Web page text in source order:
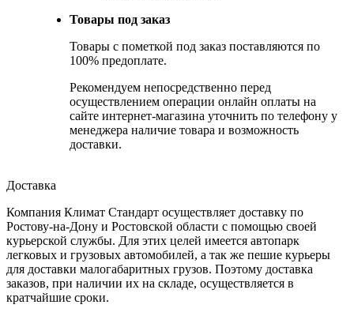
Товары под заказ
Товары с пометкой под заказ поставляются по
100% предоплате.
Рекомендуем непосредственно перед
осуществлением операции онлайн оплаты на
сайте интернет-магазина уточнить по телефону у
менеджера наличие товара и возможность
доставки.
Доставка
Компания Климат Стандарт осуществляет доставку по
Ростову-на-Дону и Ростовской области с помощью своей
курьерской службы. Для этих целей имеется автопарк
легковых и грузовых автомобилей, а так же пешие курьеры
для доставки малогабаритных грузов. Поэтому доставка
заказов, при наличии их на складе, осуществляется в
кратчайшие сроки.